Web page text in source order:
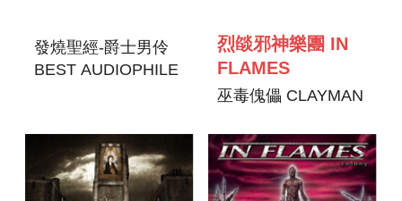
發燒聖經-爵士男伶
BEST AUDIOPHILE
烈燄邪神樂團 IN
FLAMES
巫毒傀儡 CLAYMAN